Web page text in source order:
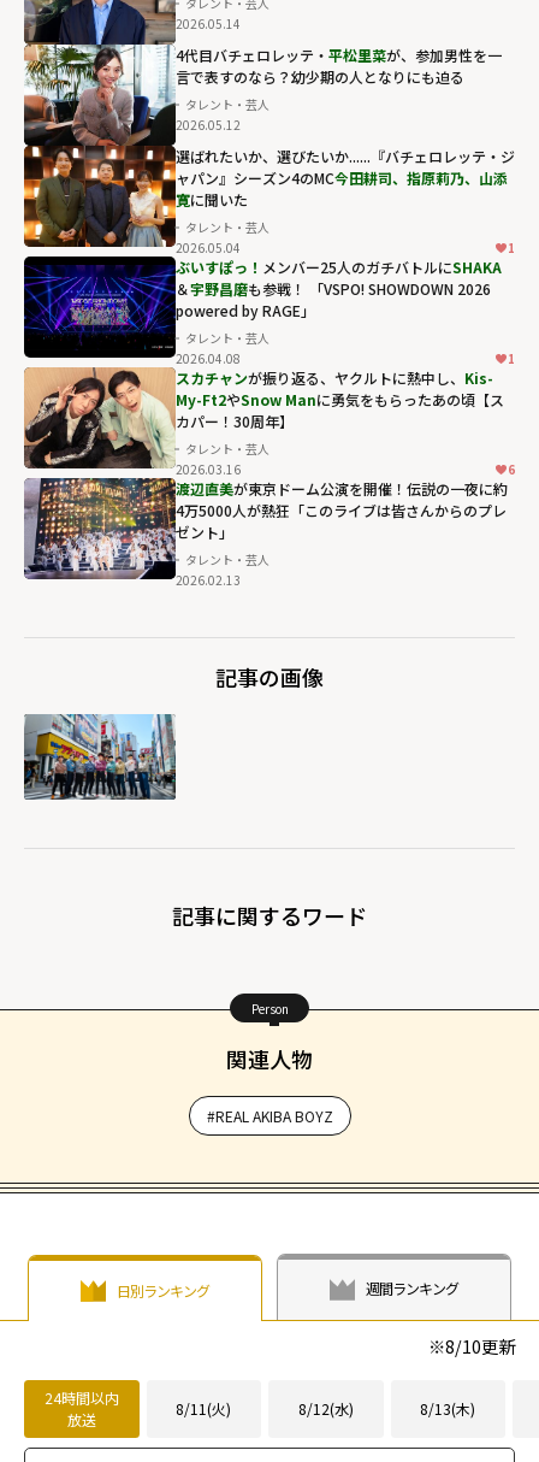
igh">
2026.05.14
4代目バチェロレッテ・ 平松里菜が、参加男性を一
言で表すのなら？幼少期の人となりにも迫る
タレント・芸人
2026.05.12
選ばれたいか、選びたいか......『バチェロレッテ・ジ
ャパン』シーズン4のMC今田耕司、指原莉乃、山添
寛に聞いた
タレント・芸人
2026.05.04
1
ぶいすぽっ！ メンバー25人のガチバトルにSHAKA
＆宇野昌磨も参戦！ 「VSPO! SHOWDOWN 2026
powered by RAGE」
タレント・芸人
2026.04.08
1
スカチャンが振り返る、ヤクルトに熱中し、 Kis-
My-Ft2やSnow Manに勇気をもらったあの頃【ス
カパー！30周年】
タレント・芸人
2026.03.16
6
渡辺直美が東京ドーム公演を開催！伝説の一夜に約
4万5000人が熱狂「このライブは皆さんからのプレ
ゼント」
タレント・芸人
2026.02.13
記事の画像
記事に関するワード
Person
関連人物
#REAL AKIBA BOYZ
日別ランキング 週間ランキング
※8/10更新
24時間以内
放送
8/11(火) 8/12(水) 8/13(木)